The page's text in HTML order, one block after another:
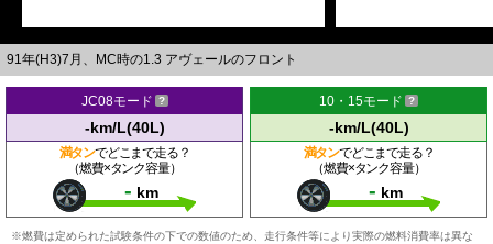
91年(H3)7月、MC時の1.3 アヴェールのフロント
JC08モード
-km/L(40L)
満タンでどこまで走る？
（燃費×タンク容量）
- km
10・15モード
-km/L(40L)
満タンでどこまで走る？
（燃費×タンク容量）
- km
※燃費は定められた試験条件の下での数値のため、走行条件等により実際の燃料消費率は異な